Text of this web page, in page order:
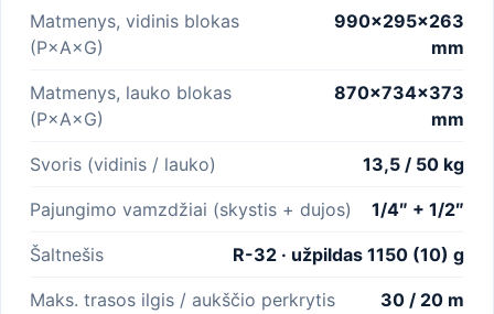
Matmenys, vidinis blokas
(P×A×G)
990×295×263
mm
Matmenys, lauko blokas
(P×A×G)
870×734×373
mm
Svoris (vidinis / lauko) 13,5 / 50 kg
Pajungimo vamzdžiai (skystis + dujos) 1/4″ + 1/2″
Šaltnešis R-32 · užpildas 1150 (10) g
Maks. trasos ilgis / aukščio perkrytis 30 / 20 m